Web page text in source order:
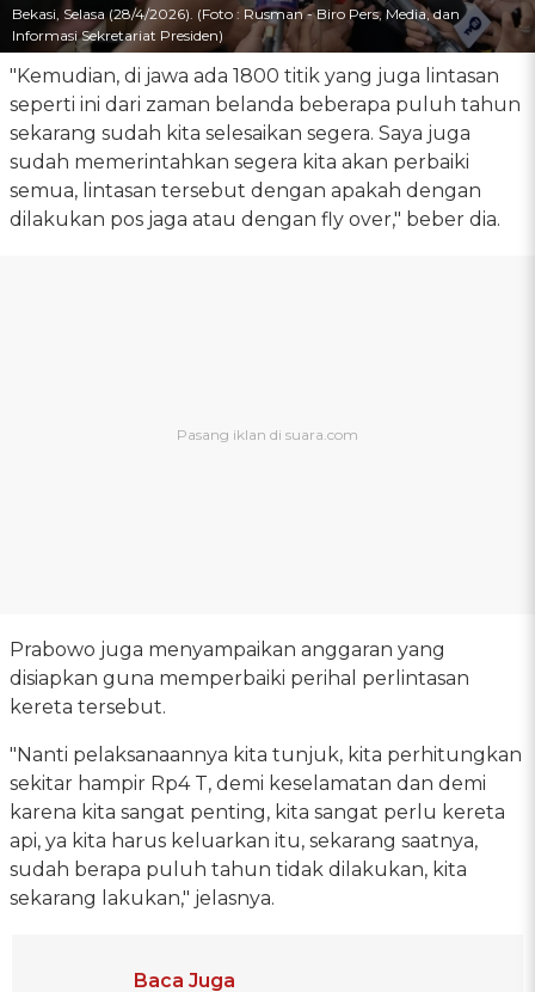
Bekasi, Selasa (28/4/2026). (Foto : Rusman - Biro Pers, Media, dan
Informasi Sekretariat Presiden)
"Kemudian, di jawa ada 1800 titik yang juga lintasan
seperti ini dari zaman belanda beberapa puluh tahun
sekarang sudah kita selesaikan segera. Saya juga
sudah memerintahkan segera kita akan perbaiki
semua, lintasan tersebut dengan apakah dengan
dilakukan pos jaga atau dengan fly over," beber dia.
Prabowo juga menyampaikan anggaran yang
disiapkan guna memperbaiki perihal perlintasan
kereta tersebut.
"Nanti pelaksanaannya kita tunjuk, kita perhitungkan
sekitar hampir Rp4 T, demi keselamatan dan demi
karena kita sangat penting, kita sangat perlu kereta
api, ya kita harus keluarkan itu, sekarang saatnya,
sudah berapa puluh tahun tidak dilakukan, kita
sekarang lakukan," jelasnya.
Baca Juga